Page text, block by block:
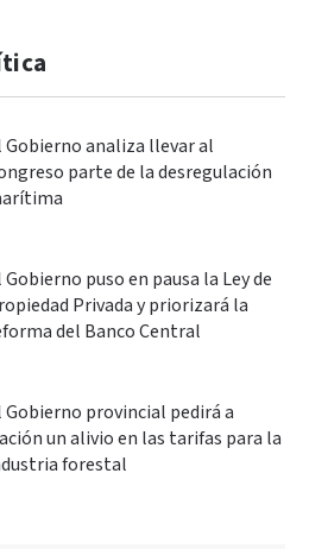
Gobierno analiza llevar al
parte de la desregulación
Gobierno puso en pausa la Ley de
Privada y priorizará la
del Banco Central
Gobierno provincial pedirá a
un alivio en las tarifas para la
forestal